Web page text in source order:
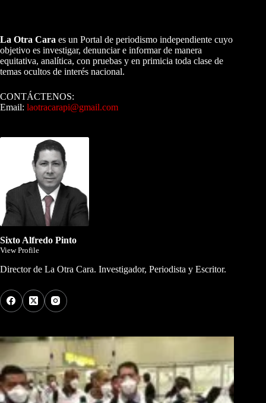
La Otra Cara es un Portal de periodismo independiente cuyo
objetivo es investigar, denunciar e informar de manera
equitativa, analítica, con pruebas y en primicia toda clase de
temas ocultos de interés nacional.
CONTÁCTENOS:
Email: laotracarapi@gmail.com
Sixto Alfredo Pinto
View Profile
Director de La Otra Cara. Investigador, Periodista y Escritor.